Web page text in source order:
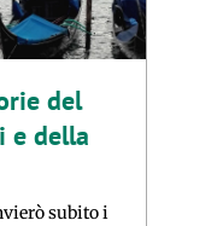
del
e della
subito i